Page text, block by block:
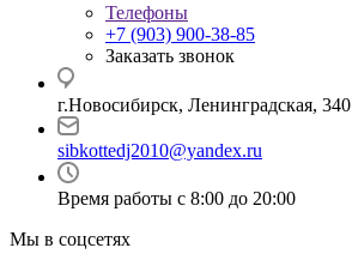
Телефоны
+7 (903) 900-38-85
Заказать звонок
г.Новосибирск, Ленинградская, 340
sibkottedj2010@yandex.ru
Время работы с 8:00 до 20:00
Мы в соцсетях